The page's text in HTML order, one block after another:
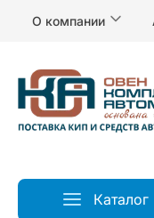
О компании
Каталог